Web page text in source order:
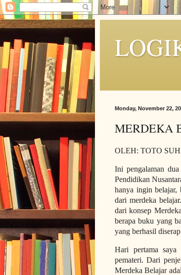
Monday, November 22,
MERDEKA
OLEH: TOTO
Ini pengalaman
Pendidikan
hanya ingin belajar,
dari merdeka
dari konsep
berapa buku yang
yang berhasil
Hari pertama saya
pemateri. Dari
Merdeka Belajar